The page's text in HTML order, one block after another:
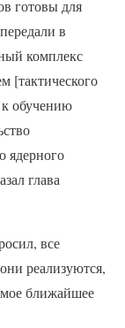
готовы для
в
комплекс
[тактического
обучению
ядерного
глава
все
реализуются,
ближайшее